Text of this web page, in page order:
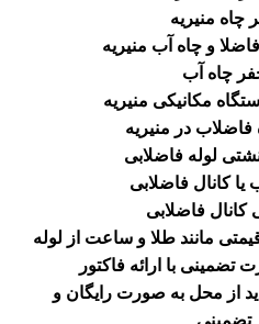
چاه منیریه
و چاه آب منیریه
چاه آب
مکانیکی منیریه
فاضلاب در منیریه
لوله فاضلابی
کانال فاضلابی
کانال فاضلابی
مانند طلا و ساعت از لوله
با ارائه فاکتور
از محل به صورت رایگان و